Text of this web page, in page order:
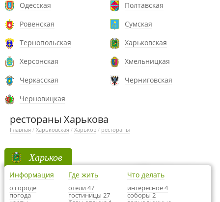
Одесская
Полтавская
Ровенская
Сумская
Тернопольская
Харьковская
Херсонская
Хмельницкая
Черкасская
Черниговская
Черновицкая
рестораны Харькова
Главная / Харьковская / Харьков / рестораны
Харьков
Информация
о городе
погода
Где жить
отели 47
гостиницы 27
Что делать
интересное 4
соборы 2